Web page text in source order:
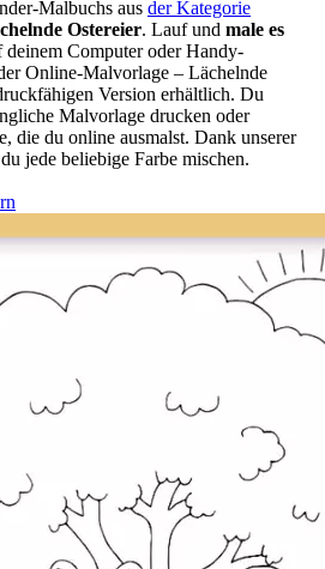
Malbuchs aus der Kategorie
Ostereier. Lauf und male es
deinem Computer oder Handy-
Online-Malvorlage – Lächelnde
Version erhältlich. Du
Malvorlage drucken oder
die du online ausmalst. Dank unserer
jede beliebige Farbe mischen.